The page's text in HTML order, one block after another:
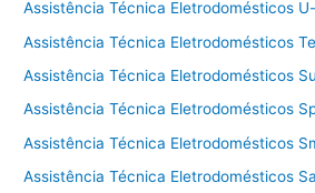
Assistência Técnica Eletrodomésticos
Assistência Técnica Eletrodomésticos
Assistência Técnica Eletrodomésticos
Assistência Técnica Eletrodomésticos
Assistência Técnica Eletrodomésticos
Assistência Técnica Eletrodomésticos